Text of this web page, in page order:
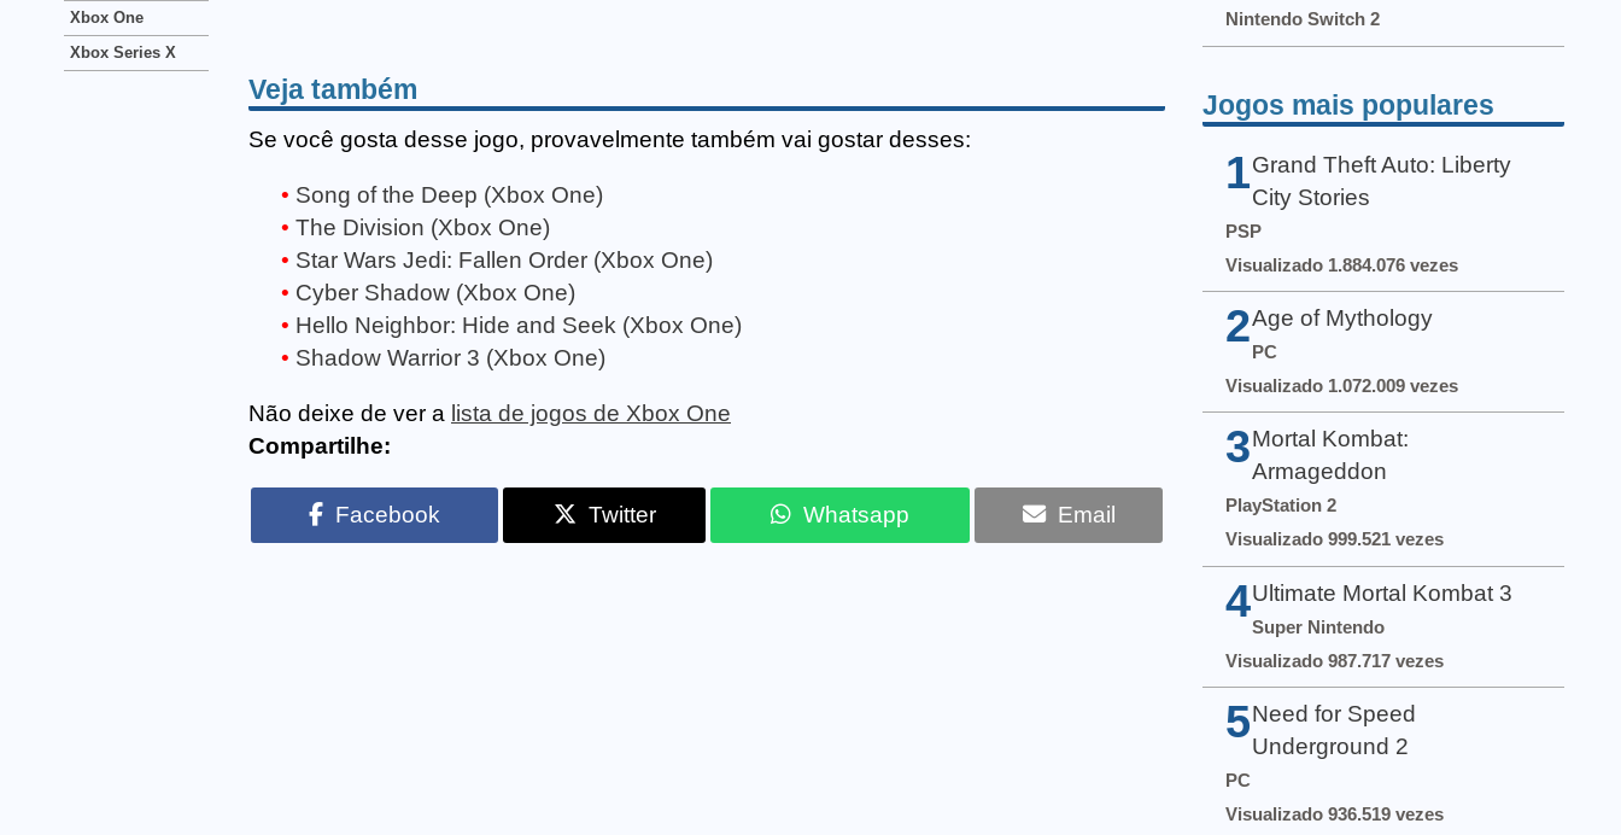
Veja também
Se você gosta desse jogo, provavelmente também vai gostar desses:
Song of the Deep (Xbox One)
The Division (Xbox One)
Star Wars Jedi: Fallen Order (Xbox One)
Cyber Shadow (Xbox One)
Hello Neighbor: Hide and Seek (Xbox One)
Shadow Warrior 3 (Xbox One)
Não deixe de ver a lista de jogos de Xbox One
Compartilhe:
Facebook Twitter Whatsapp Email
Xbox One
Xbox Series X
Nintendo Switch 2
Jogos mais populares
1 Grand Theft Auto: Liberty
City Stories
PSP
Visualizado 1.884.076 vezes
2Age of Mythology
PC
Visualizado 1.072.009 vezes
3 Mortal Kombat:
Armageddon
PlayStation 2
Visualizado 999.521 vezes
4 Ultimate Mortal Kombat 3
Super Nintendo
Visualizado 987.717 vezes
5 Need for Speed
Underground 2
PC
Visualizado 936.519 vezes